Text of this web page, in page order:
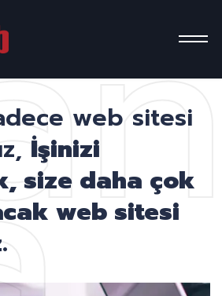
web sitesi
İşinizi
size daha çok
web sitesi